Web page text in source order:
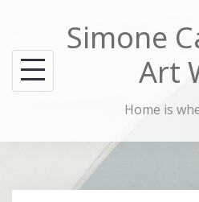
content
Simone
Art
Home is